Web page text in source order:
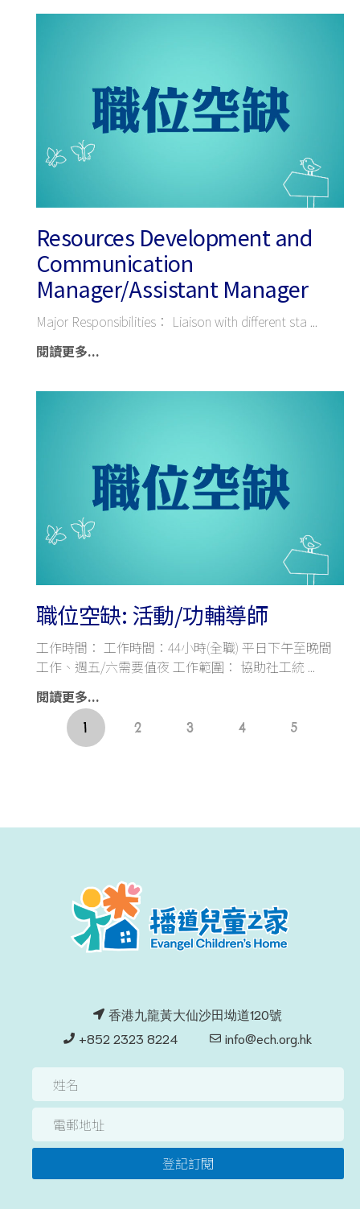
Resources Development and
Communication
Manager/Assistant Manager
Major Responsibilities： Liaison with different sta
閱讀更多...
職位空缺: 活動/功輔導師
工作時間： 工作時間：44小時(全職) 平日下午至晚間
工作、週五/六需要值夜 工作範圍： 協助社工統
閱讀更多...
1 2 3 4 5
香港九龍黃大仙沙田坳道120號
+852 2323 8224
info@ech.org.hk
登記訂閱